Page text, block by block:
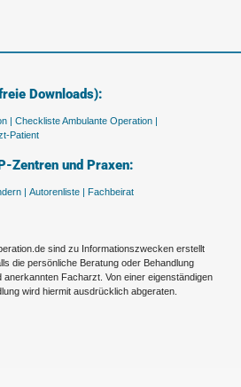
Downloads):
| Checkliste Ambulante Operation |
Patient
Zentren und Praxen:
| Autorenliste | Fachbeirat
sind zu Informationszwecken erstellt
die persönliche Beratung oder Behandlung
anerkannten Facharzt. Von einer eigenständigen
wird hiermit ausdrücklich abgeraten.